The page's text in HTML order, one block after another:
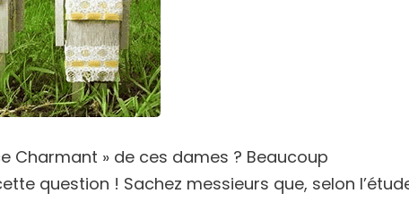
Charmant » de ces dames ? Beaucoup
question ! Sachez messieurs que, selon